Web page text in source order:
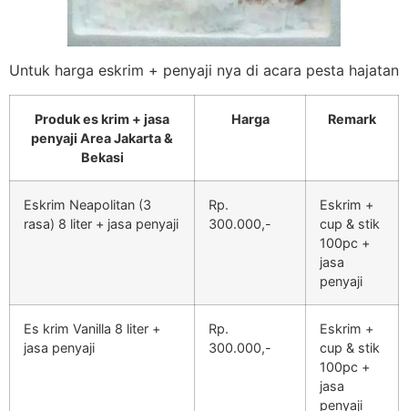
Untuk harga eskrim + penyaji nya di acara pesta hajatan
Produk es krim + jasa
penyaji Area Jakarta &
Bekasi
Harga Remark
Eskrim Neapolitan (3
rasa) 8 liter + jasa penyaji
Rp.
300.000,-
Eskrim +
cup & stik
100pc +
jasa
penyaji
Es krim Vanilla 8 liter +
jasa penyaji
Rp.
300.000,-
Eskrim +
cup & stik
100pc +
jasa
penyaji